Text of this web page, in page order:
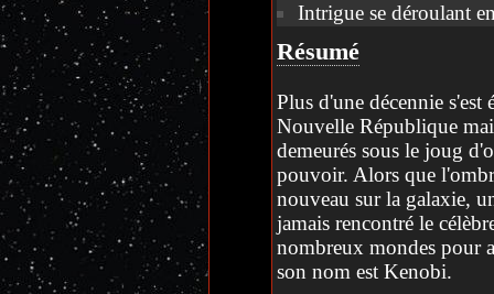
Intrigue se déroulant
Résumé
Plus d'une décennie s'est
Nouvelle République
demeurés sous le joug
pouvoir. Alors que
nouveau sur la galaxie,
jamais rencontré le
nombreux mondes pour
son nom est Kenobi.